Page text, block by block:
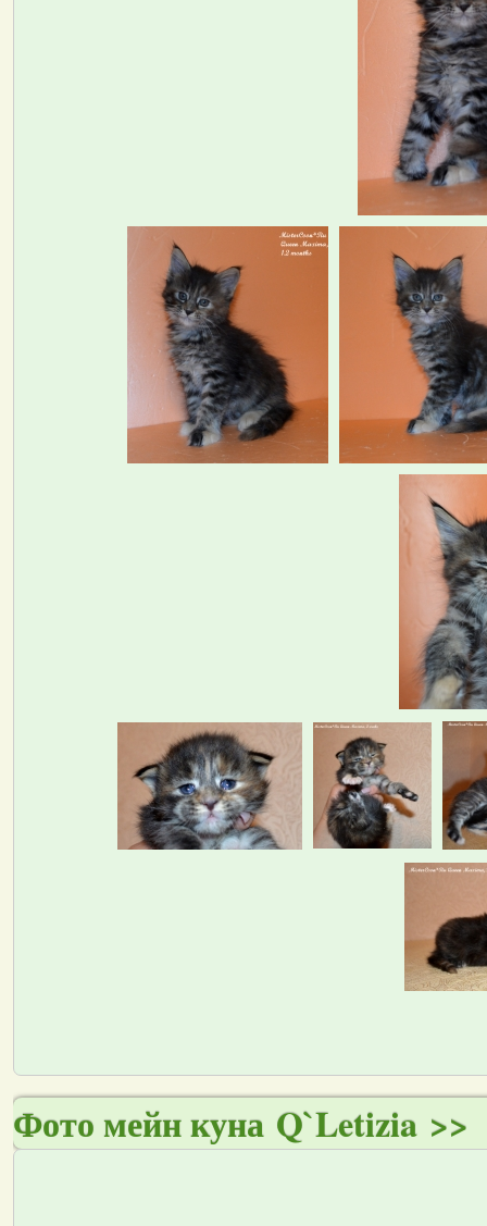
Фото мейн куна Q`Letizia >>